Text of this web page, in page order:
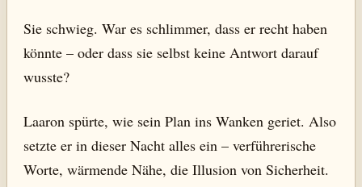
Sie schwieg. War es schlimmer, dass er recht haben
könnte – oder dass sie selbst keine Antwort darauf
wusste?
Laaron spürte, wie sein Plan ins Wanken geriet. Also
setzte er in dieser Nacht alles ein – verführerische
Worte, wärmende Nähe, die Illusion von Sicherheit.